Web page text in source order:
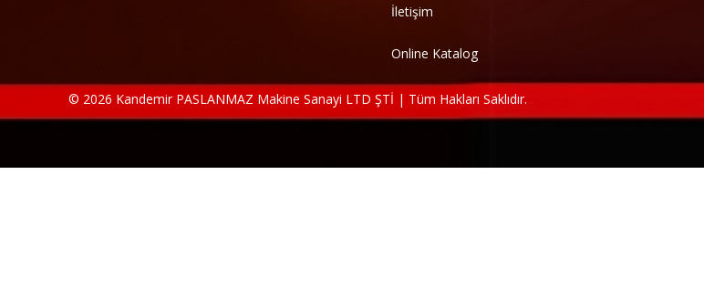
İletişim
Online Katalog
© 2026 Kandemir PASLANMAZ Makine Sanayi LTD ŞTİ | Tüm Hakları Saklıdır.